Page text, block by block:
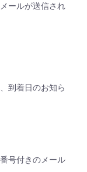
ールが送信され
到着日のお知ら
号付きのメール